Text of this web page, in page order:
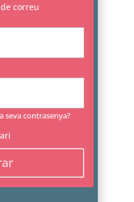
correu
seva contrasenya?